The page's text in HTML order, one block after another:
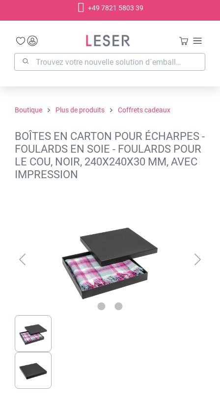
+49 7821 5803 39
Boutique Plus de produits Coffrets cadeaux
BOÎTES EN CARTON POUR ÉCHARPES -
FOULARDS EN SOIE - FOULARDS POUR
LE COU, NOIR, 240X240X30 MM, AVEC
IMPRESSION